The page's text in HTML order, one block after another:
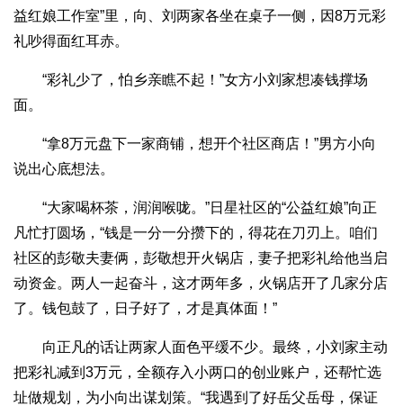
益红娘工作室”里，向、刘两家各坐在桌子一侧，因8万元彩
礼吵得面红耳赤。
“彩礼少了，怕乡亲瞧不起！”女方小刘家想凑钱撑场
面。
“拿8万元盘下一家商铺，想开个社区商店！”男方小向
说出心底想法。
“大家喝杯茶，润润喉咙。”日星社区的“公益红娘”向正
凡忙打圆场，“钱是一分一分攒下的，得花在刀刃上。咱们
社区的彭敬夫妻俩，彭敬想开火锅店，妻子把彩礼给他当启
动资金。两人一起奋斗，这才两年多，火锅店开了几家分店
了。钱包鼓了，日子好了，才是真体面！”
向正凡的话让两家人面色平缓不少。最终，小刘家主动
把彩礼减到3万元，全额存入小两口的创业账户，还帮忙选
址做规划，为小向出谋划策。“我遇到了好岳父岳母，保证